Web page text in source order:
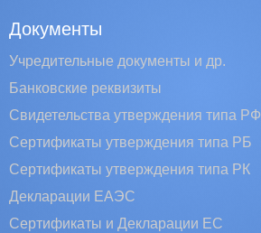
Документы
Учредительные документы и др.
Банковские реквизиты
Свидетельства утверждения типа РФ
Сертификаты утверждения типа РБ
Сертификаты утверждения типа РК
Декларации ЕАЭС
Сертификаты и Декларации EC